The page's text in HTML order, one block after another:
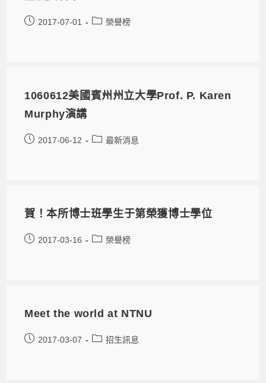
2017-07-01 榮譽榜
1060612美國賓州州立大學Prof. P. Karen
Murphy演講
2017-06-12 最新消息
賀！本所博士班學生于第榮獲博士學位
2017-03-16 榮譽榜
Meet the world at NTNU
2017-03-07 招生訊息